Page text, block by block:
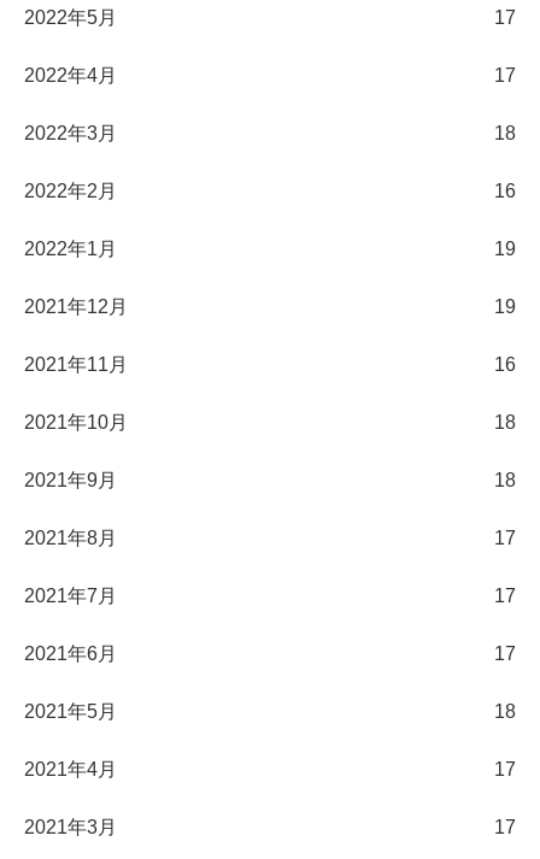
2022年5月 17
2022年4月 17
2022年3月 18
2022年2月 16
2022年1月 19
2021年12月 19
2021年11月 16
2021年10月 18
2021年9月 18
2021年8月 17
2021年7月 17
2021年6月 17
2021年5月 18
2021年4月 17
2021年3月 17